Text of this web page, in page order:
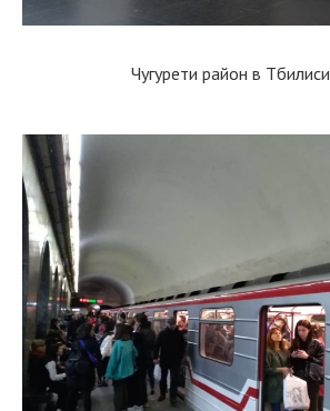
Чугурети район в Тбилиси